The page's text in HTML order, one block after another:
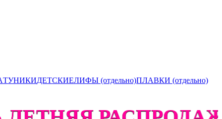
ТУНИКИДЕТСКИЕЛИФЫ (отдельно)ПЛАВКИ (отдельно)